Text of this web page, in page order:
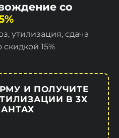
со
утилизация, сдача
скидкой 15%
И ПОЛУЧИТЕ
В 3Х